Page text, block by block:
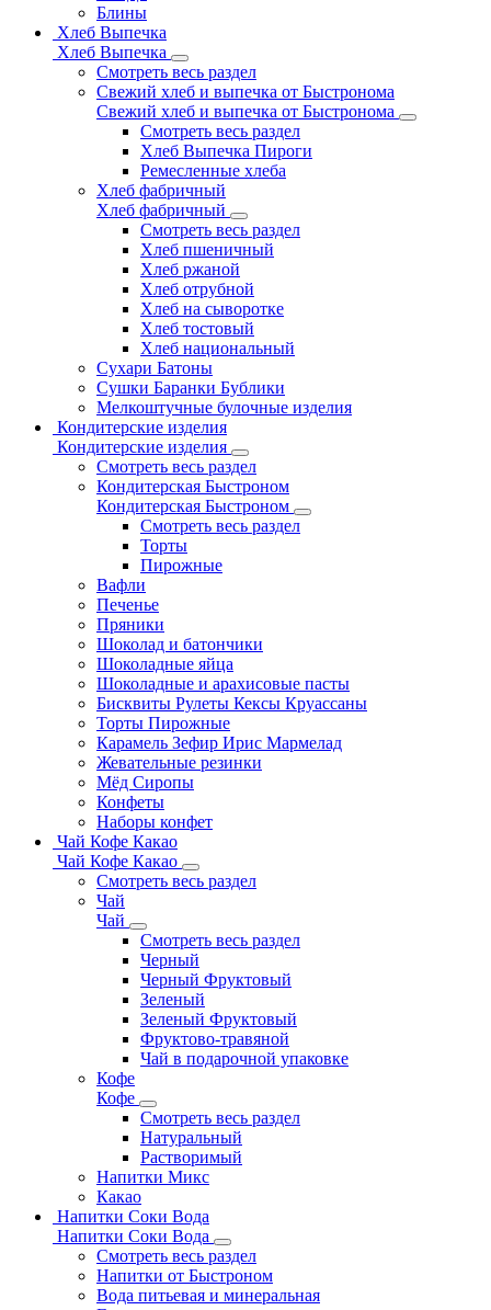
Блины
Хлеб Выпечка
Хлеб Выпечка
Смотреть весь раздел
Свежий хлеб и выпечка от Быстронома
Свежий хлеб и выпечка от Быстронома
Смотреть весь раздел
Хлеб Выпечка Пироги
Ремесленные хлеба
Хлеб фабричный
Хлеб фабричный
Смотреть весь раздел
Хлеб пшеничный
Хлеб ржаной
Хлеб отрубной
Хлеб на сыворотке
Хлеб тостовый
Хлеб национальный
Сухари Батоны
Сушки Баранки Бублики
Мелкоштучные булочные изделия
Кондитерские изделия
Кондитерские изделия
Смотреть весь раздел
Кондитерская Быстроном
Кондитерская Быстроном
Смотреть весь раздел
Торты
Пирожные
Вафли
Печенье
Пряники
Шоколад и батончики
Шоколадные яйца
Шоколадные и арахисовые пасты
Бисквиты Рулеты Кексы Круассаны
Торты Пирожные
Карамель Зефир Ирис Мармелад
Жевательные резинки
Мёд Сиропы
Конфеты
Наборы конфет
Чай Кофе Какао
Чай Кофе Какао
Смотреть весь раздел
Чай
Чай
Смотреть весь раздел
Черный
Черный Фруктовый
Зеленый
Зеленый Фруктовый
Фруктово-травяной
Чай в подарочной упаковке
Кофе
Кофе
Смотреть весь раздел
Натуральный
Растворимый
Напитки Микс
Какао
Напитки Соки Вода
Напитки Соки Вода
Смотреть весь раздел
Напитки от Быстроном
Вода питьевая и минеральная